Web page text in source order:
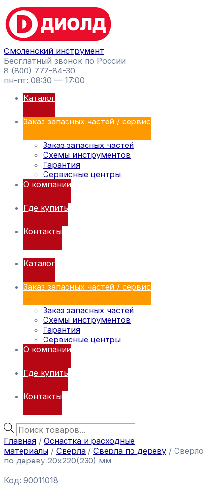
Перейти
к
содержимому
Смоленский инструмент
Бесплатный звонок по России
8 (800) 777-84-30
пн-пт: 08:30 — 17:00
Каталог
Заказ запасных частей / сервис
Заказ запасных частей
Схемы инструментов
Гарантия
Сервисные центры
О компании
Где купить
Контакты
Каталог
Заказ запасных частей / сервис
Заказ запасных частей
Схемы инструментов
Гарантия
Сервисные центры
О компании
Где купить
Контакты
Поиск
товаров
Главная / Оснастка и расходные
материалы / Сверла / Сверла по дереву / Сверло
по дереву 20х220(230) мм
Код: 90011018